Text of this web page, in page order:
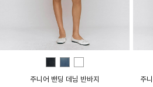
주니어 밴딩 데님 반바지 주